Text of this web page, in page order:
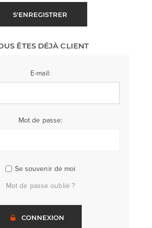
S'ENREGISTRER
ÊTES DÉJÀ CLIENT
E-mail:
Mot de passe:
Se souvenir de moi
Mot de passe oublié ?
CONNEXION